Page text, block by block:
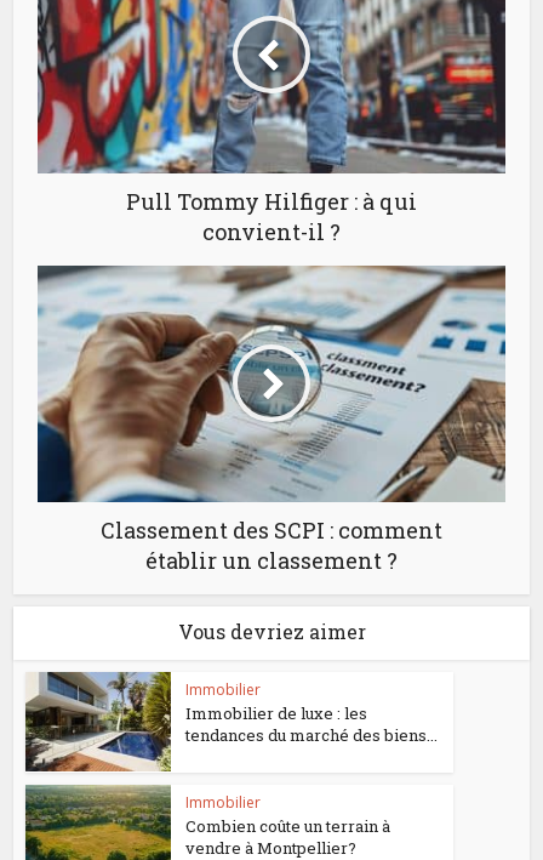
Pull Tommy Hilfiger : à qui
convient-il ?
Classement des SCPI : comment
établir un classement ?
Vous devriez aimer
Immobilier
Immobilier de luxe : les
tendances du marché des biens...
Immobilier
Combien coûte un terrain à
vendre à Montpellier?